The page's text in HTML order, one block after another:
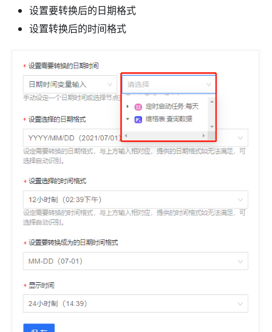
设置要转换后的日期格式
设置转换后的时间格式